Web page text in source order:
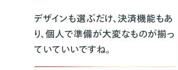
デザインも選ぶだけ、決済機能もあ
り、個人で準備が大変なものが揃っ
ていていいですね。